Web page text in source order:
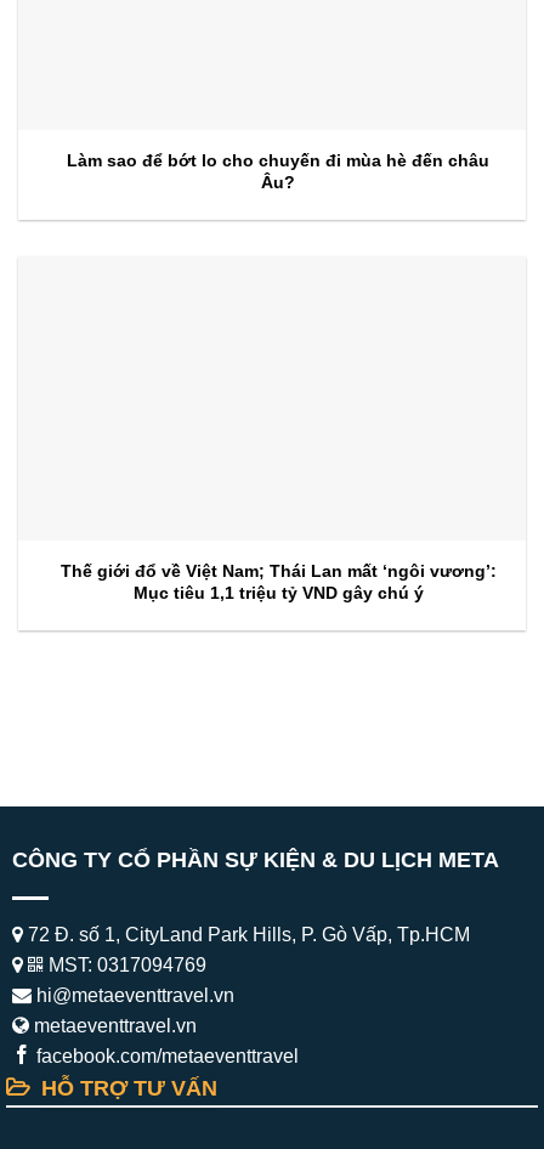
Làm sao để bớt lo cho chuyến đi mùa hè đến châu
Âu?
Thế giới đổ về Việt Nam; Thái Lan mất ‘ngôi vương’:
Mục tiêu 1,1 triệu tỷ VND gây chú ý
CÔNG TY CỔ PHẦN SỰ KIỆN & DU LỊCH META
72 Đ. số 1, CityLand Park Hills, P. Gò Vấp, Tp.HCM
MST: 0317094769
hi@metaeventtravel.vn
metaeventtravel.vn
facebook.com/metaeventtravel
HỖ TRỢ TƯ VẤN